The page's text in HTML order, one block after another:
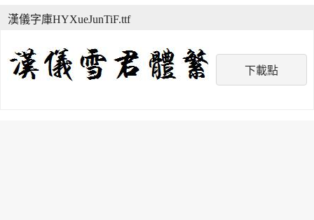
下載點
漢儀字庫HYXueJunTiF.ttf